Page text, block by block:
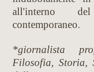
all'interno
contemporaneo.
*giornalista
Filosofia, Storia,